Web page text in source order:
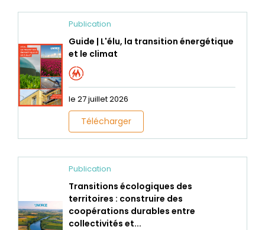
Publication
Guide | L'élu, la transition énergétique
et le climat
le 27 juillet 2026
Télécharger
Publication
Transitions écologiques des
territoires : construire des
coopérations durables entre
collectivités et...